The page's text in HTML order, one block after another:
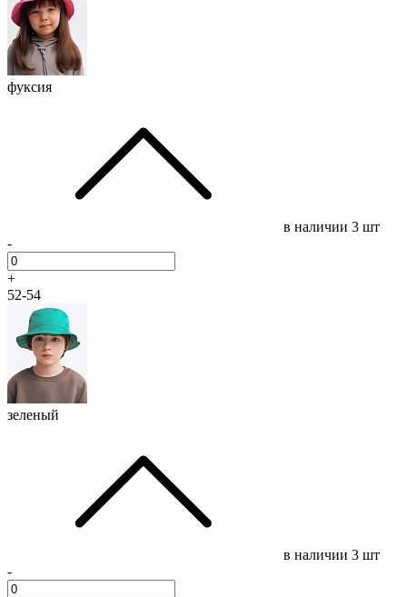
фуксия
в наличии 3 шт
-
+
52-54
зеленый
в наличии 3 шт
-